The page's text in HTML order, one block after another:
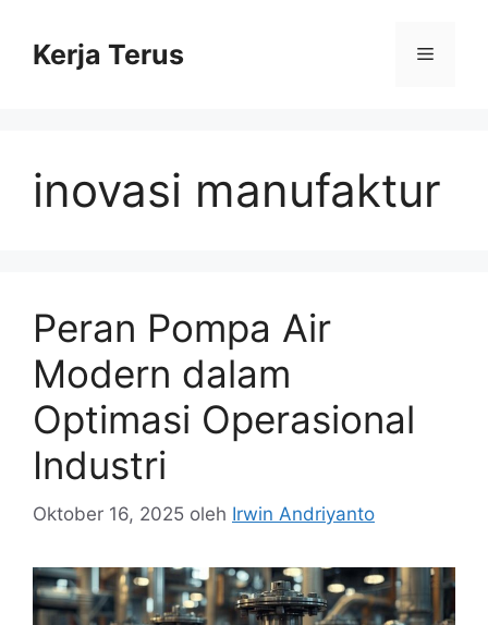
Kerja Terus Menu
inovasi manufaktur
Peran Pompa Air
Modern dalam
Optimasi Operasional
Industri
Oktober 16, 2025 oleh Irwin Andriyanto